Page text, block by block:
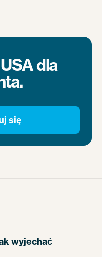
dla
się
wyjechać